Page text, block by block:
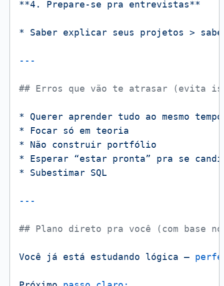
**4. Prepare-se pra entrevistas**
* Saber explicar seus projetos >
## Erros que vão te atrasar (evita
* Querer aprender tudo ao mesmo
tempo
*
Focar só em
teoria
*
Não construir portfólio
*
Esperar “estar pronta” pra se
*
Subestimar SQL
## Plano direto pra você (com base
Você já está estudando lógica —